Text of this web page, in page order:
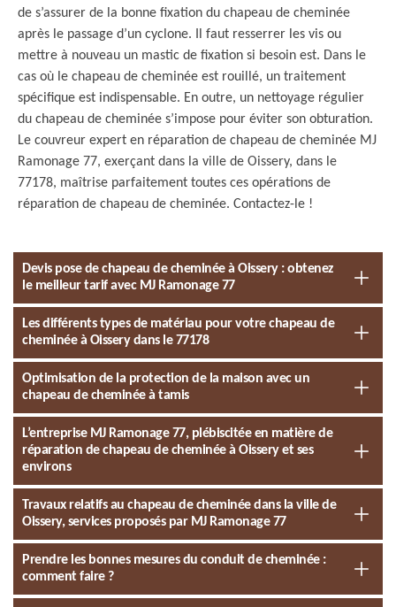
de s’assurer de la bonne fixation du chapeau de cheminée
après le passage d’un cyclone. Il faut resserrer les vis ou
mettre à nouveau un mastic de fixation si besoin est. Dans le
cas où le chapeau de cheminée est rouillé, un traitement
spécifique est indispensable. En outre, un nettoyage régulier
du chapeau de cheminée s’impose pour éviter son obturation.
Le couvreur expert en réparation de chapeau de cheminée MJ
Ramonage 77, exerçant dans la ville de Oissery, dans le
77178, maîtrise parfaitement toutes ces opérations de
réparation de chapeau de cheminée. Contactez-le !
Devis pose de chapeau de cheminée à Oissery : obtenez
le meilleur tarif avec MJ Ramonage 77
Les différents types de matériau pour votre chapeau de
cheminée à Oissery dans le 77178
Optimisation de la protection de la maison avec un
chapeau de cheminée à tamis
L’entreprise MJ Ramonage 77, plébiscitée en matière de
réparation de chapeau de cheminée à Oissery et ses
environs
Travaux relatifs au chapeau de cheminée dans la ville de
Oissery, services proposés par MJ Ramonage 77
Prendre les bonnes mesures du conduit de cheminée :
comment faire ?